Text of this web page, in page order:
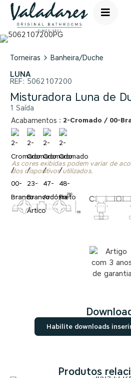
Torneiras Banheira/Duche
LUNA
REF: 5062107200
Misturadora Luna de
1 Saída
Acabamentos : 2-Cromado / 00-
As cores exibidas podem variar de
dos dispositivos utilizados.
Habilite downloads
Produtos